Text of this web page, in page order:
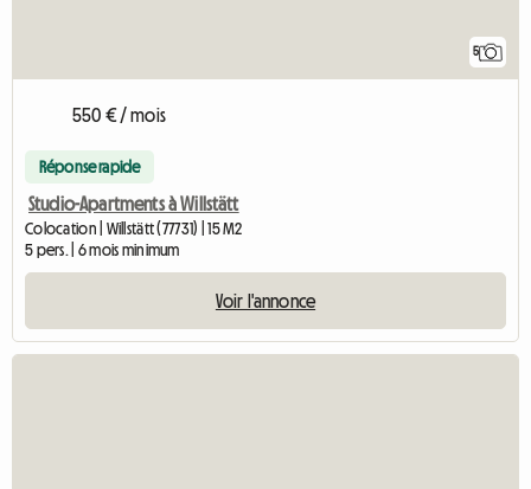
5
550 € / mois
Réponse rapide
Studio-Apartments à Willstätt
Colocation | Willstätt (77731) | 15 M2
5 pers. | 6 mois minimum
Voir l'annonce